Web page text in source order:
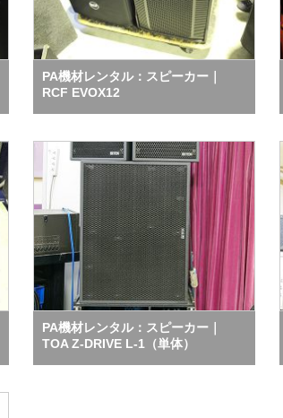
PA機材レンタル：スピーカー｜
RCF EVOX12
PA機材レンタル：スピーカー｜
TOA Z-DRIVE L-1（単体）